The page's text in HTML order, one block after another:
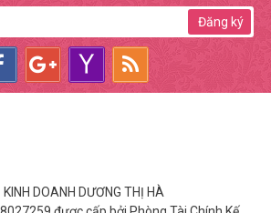
Đăng ký
DOANH DƯƠNG THỊ HÀ